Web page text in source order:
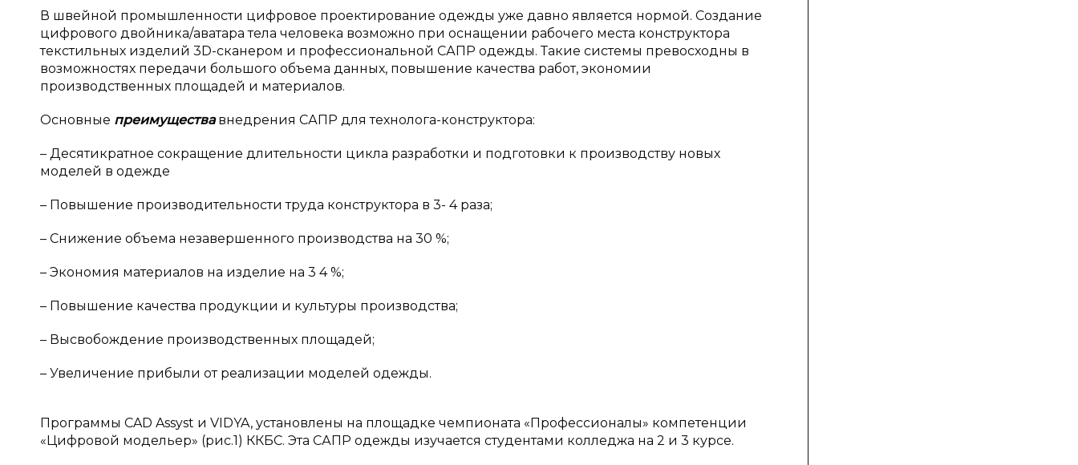
В швейной промышленности цифровое проектирование одежды уже давно является нормой. Создание
цифрового двойника/аватара тела человека возможно при оснащении рабочего места конструктора
текстильных изделий 3D-сканером и профессиональной САПР одежды. Такие системы превосходны в
возможностях передачи большого объема данных, повышение качества работ, экономии
производственных площадей и материалов.
Основные преимуществавнедрения САПР для технолога-конструктора:
– Десятикратное сокращение длительности цикла разработки и подготовки к производству новых
моделей в одежде
– Повышение производительности труда конструктора в 3- 4 раза;
– Снижение объема незавершенного производства на 30 %;
– Экономия материалов на изделие на 3 4 %;
– Повышение качества продукции и культуры производства;
– Высвобождение производственных площадей;
– Увеличение прибыли от реализации моделей одежды.
Программы CAD Assyst и VIDYA, установлены на площадке чемпионата «Профессионалы» компетенции
«Цифровой модельер» (рис.1) ККБС. Эта САПР одежды изучается студентами колледжа на 2 и 3 курсе.